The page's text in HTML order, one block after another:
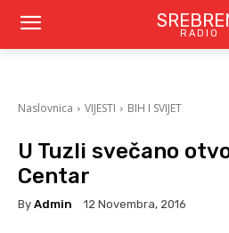
RADIO
Naslovnica VIJESTI BIH I SVIJET
U Tuzli svečano
Centar
By Admin 12 Novembra, 2016